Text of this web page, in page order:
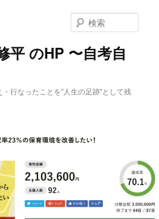
平 のHP 〜自考自
行なったことを"人生の足跡"として残
索